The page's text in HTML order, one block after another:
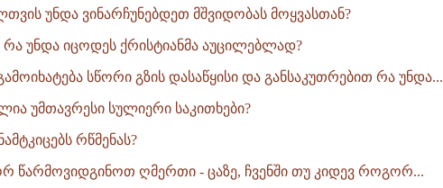
უნდა ვინარჩუნებდეთ მშვიდობას მოყვასთან?
რა უნდა იცოდეს ქრისტიანმა აუცილებლად?
სწორი გზის დასაწყისი და განსაკუთრებით რა უნდა...
უმთავრესი სულიერი საკითხები?
რწმენას?
წარმოვიდგინოთ ღმერთი - ცაზე, ჩვენში თუ კიდევ როგორ...